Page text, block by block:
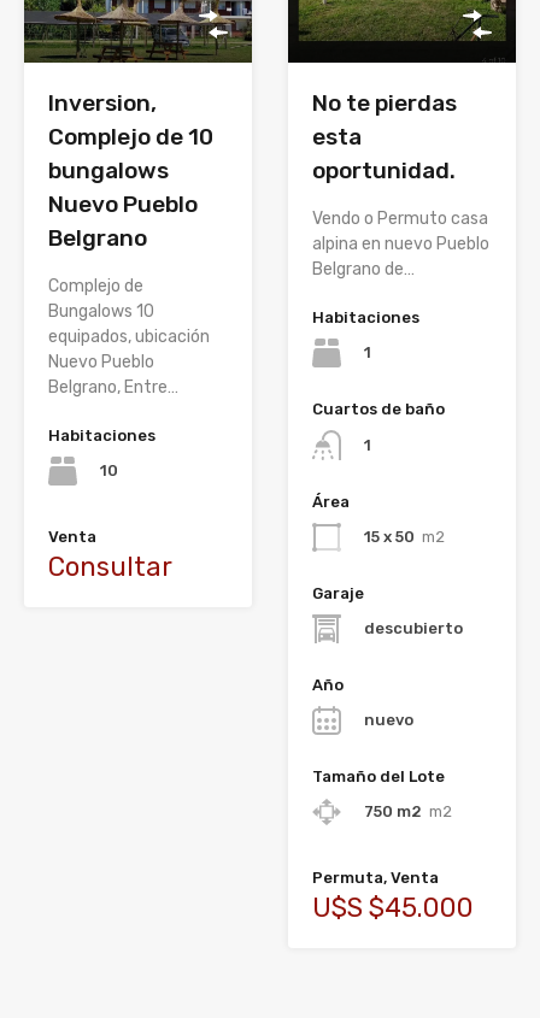
Inversion,
Complejo de 10
bungalows
Nuevo Pueblo
Belgrano
Complejo de
Bungalows 10
equipados, ubicación
Nuevo Pueblo
Belgrano, Entre…
Habitaciones
10
Venta
Consultar
No te pierdas
esta
oportunidad.
Vendo o Permuto casa
alpina en nuevo Pueblo
Belgrano de…
Habitaciones
1
Cuartos de baño
1
Área
15 x 50 m2
Garaje
descubierto
Año
nuevo
Tamaño del Lote
750 m2 m2
Permuta, Venta
U$S $45.000